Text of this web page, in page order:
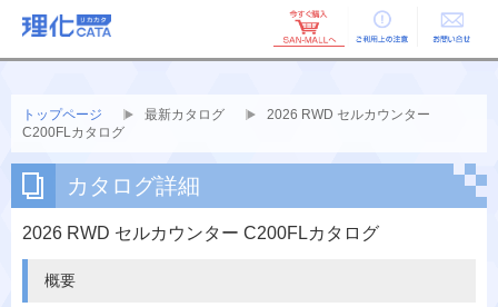
ご利用上の お問い合せ
トップページ 最新カタログ
2026 RWD セルカウンター
C200FLカタログ
カタログ詳細
2026 RWD セルカウンター C200FLカタログ
概要